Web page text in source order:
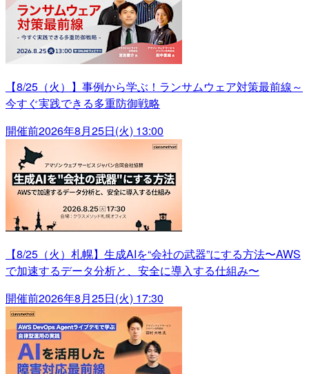
【8/25（火）】事例から学ぶ！ランサムウェア対策最前線～
今すぐ実践できる多重防御戦略
開催前2026年8月25日(火) 13:00
【8/25（火）札幌】生成AIを“会社の武器”にする方法〜AWS
で加速するデータ分析と、安全に導入する仕組み〜
開催前2026年8月25日(火) 17:30